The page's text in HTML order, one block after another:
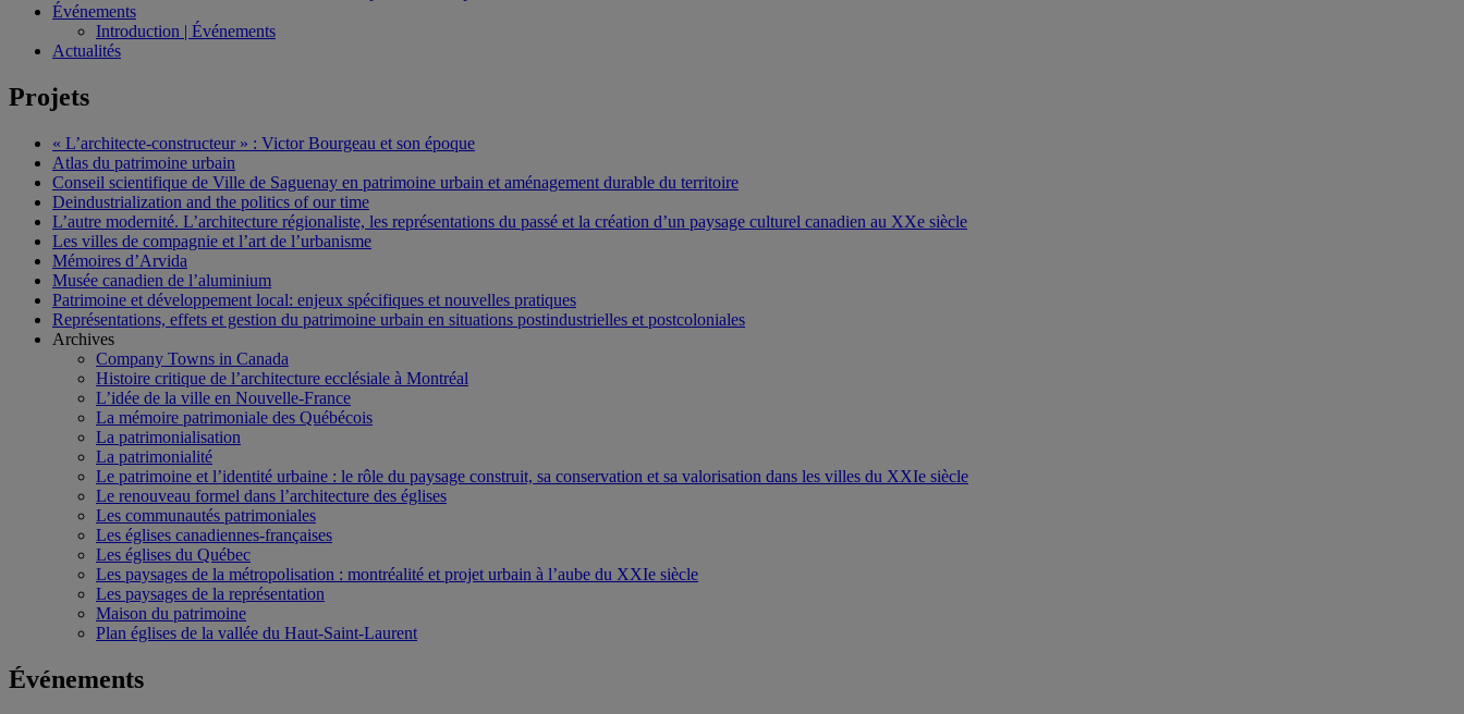
Événements
Introduction | Événements
Actualités
Projets
« L’architecte-constructeur » : Victor Bourgeau et son époque
Atlas du patrimoine urbain
Conseil scientifique de Ville de Saguenay en patrimoine urbain et aménagement durable du territoire
Deindustrialization and the politics of our time
L’autre modernité. L’architecture régionaliste, les représentations du passé et la création d’un paysage culturel canadien au XXe siècle
Les villes de compagnie et l’art de l’urbanisme
Mémoires d’Arvida
Musée canadien de l’aluminium
Patrimoine et développement local: enjeux spécifiques et nouvelles pratiques
Représentations, effets et gestion du patrimoine urbain en situations postindustrielles et postcoloniales
Archives
Company Towns in Canada
Histoire critique de l’architecture ecclésiale à Montréal
L’idée de la ville en Nouvelle-France
La mémoire patrimoniale des Québécois
La patrimonialisation
La patrimonialité
Le patrimoine et l’identité urbaine : le rôle du paysage construit, sa conservation et sa valorisation dans les villes du XXIe siècle
Le renouveau formel dans l’architecture des églises
Les communautés patrimoniales
Les églises canadiennes-françaises
Les églises du Québec
Les paysages de la métropolisation : montréalité et projet urbain à l’aube du XXIe siècle
Les paysages de la représentation
Maison du patrimoine
Plan églises de la vallée du Haut-Saint-Laurent
Événements